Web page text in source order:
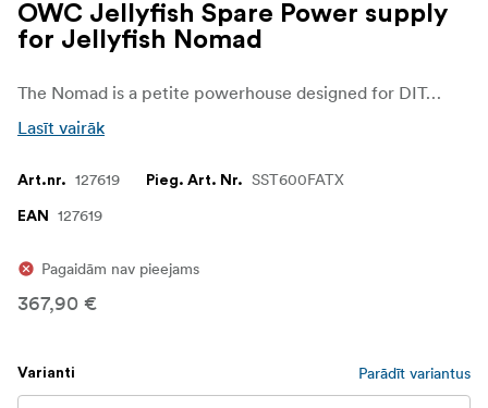
OWC Jellyfish Spare Power supply
for Jellyfish Nomad
The Nomad is a petite powerhouse designed for DITs, independent 3D studios, and on-the-go editors needing a shared media pool to work on the same project and access the same assets. Built with 6000MB/s of aggregate bandwidth, capacities up to 64TB of user swappable NVMe drives, 6 direct attached 10GbE ports, and 128GB of RAM, the Jellyfish Nomad can handle RAW files, multicamera projects, image sequences, and VR without breaking a sweat. It is simply the fastest, most portable, and user-friendly shared storage solution on the planet, changing the game for editing teams and redefining the art of teamwork.
Lasīt vairāk
Art.nr. 127619 Pieg. Art. Nr. SST600FATX
EAN 127619
Pagaidām nav pieejams
367,90 €
Varianti Parādīt variantus